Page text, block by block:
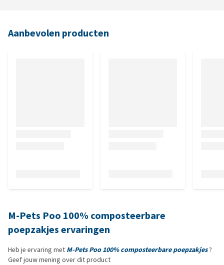
Aanbevolen producten
M-Pets Poo 100% composteerbare
poepzakjes ervaringen
Heb je ervaring met M-Pets Poo 100% composteerbare poepzakjes?
Geef jouw mening over dit product